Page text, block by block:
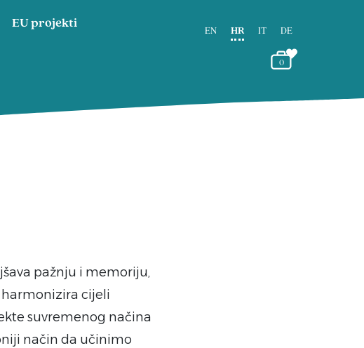
EU projekti
EN HR IT DE
0
pažnju i memoriju,
cijeli
suvremenog načina
način da učinimo